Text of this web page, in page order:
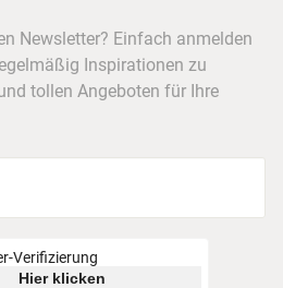
Newsletter? Einfach anmelden
Inspirationen zu
tollen Angeboten für Ihre
Verifizierung
Hier klicken